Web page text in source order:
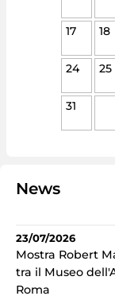
17 18
24 25
31
News
23/07/2026
Mostra Robert
tra il Museo
Roma